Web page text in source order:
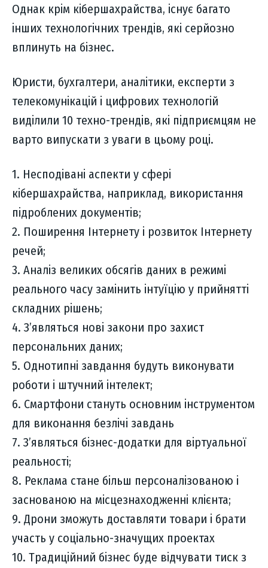
Однак крім кібершахрайства, існує багато
інших технологічних трендів, які серйозно
вплинуть на бізнес.
Юристи, бухгалтери, аналітики, експерти з
телекомунікацій і цифрових технологій
виділили 10 техно-трендів, які підприємцям не
варто випускати з уваги в цьому році.
1. Несподівані аспекти у сфері
кібершахрайства, наприклад, використання
підроблених документів;
2. Поширення Інтернету і розвиток Інтернету
речей;
3. Аналіз великих обсягів даних в режимі
реального часу замінить інтуїцію у прийнятті
складних рішень;
4. З’являться нові закони про захист
персональних даних;
5. Однотипні завдання будуть виконувати
роботи і штучний інтелект;
6. Смартфони стануть основним інструментом
для виконання безлічі завдань
7. З’являться бізнес-додатки для віртуальної
реальності;
8. Реклама стане більш персоналізованою і
заснованою на місцезнаходженні клієнта;
9. Дрони зможуть доставляти товари і брати
участь у соціально-значущих проектах
10. Традиційний бізнес буде відчувати тиск з